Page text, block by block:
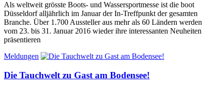
Als weltweit grösste Boots- und Wassersportmesse ist die boot
Düsseldorf alljährlich im Januar der In-Treffpunkt der gesamten
Branche. Über 1.700 Aussteller aus mehr als 60 Ländern werden
vom 23. bis 31. Januar 2016 wieder ihre interessanten Neuheiten
präsentieren
Meldungen
Die Tauchwelt zu Gast am Bodensee!